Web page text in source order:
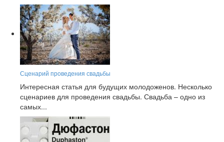
Сценарий проведения свадьбы
Интересная статья для будущих молодоженов. Несколько
сценариев для проведения свадьбы. Свадьба – одно из
самых...